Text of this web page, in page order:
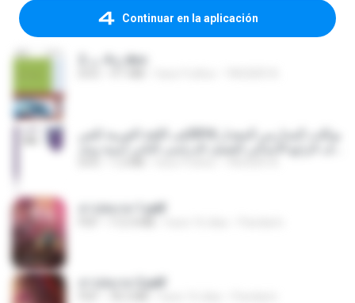
Continuar en la aplicación
ع 4 ت 2.doc
بوكلت المدارس المعدل 2016فى اللغة العربية للص
สาปสมรส 1.pdf
สาปสมรส 2.pdf